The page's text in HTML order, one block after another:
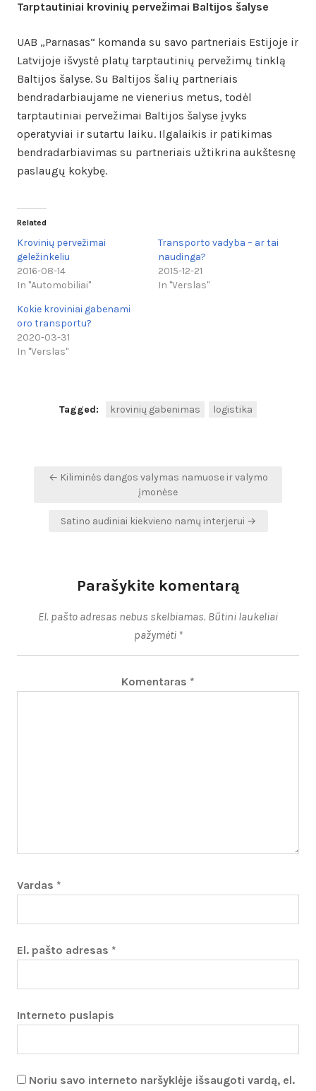
Tarptautiniai krovinių pervežimai Baltijos šalyse
UAB „Parnasas“ komanda su savo partneriais Estijoje ir
Latvijoje išvystė platų tarptautinių pervežimų tinklą
Baltijos šalyse. Su Baltijos šalių partneriais
bendradarbiaujame ne vienerius metus, todėl
tarptautiniai pervežimai Baltijos šalyse įvyks
operatyviai ir sutartu laiku. Ilgalaikis ir patikimas
bendradarbiavimas su partneriais užtikrina aukštesnę
paslaugų kokybę.
Related
Krovinių pervežimai
geležinkeliu
2016-08-14
In "Automobiliai"
Transporto vadyba – ar tai
naudinga?
2015-12-21
In "Verslas"
Kokie kroviniai gabenami
oro transportu?
2020-03-31
In "Verslas"
Tagged: krovinių gabenimas logistika
Navigacija
← Kiliminės dangos valymas namuose ir valymo
įmonėse
Satino audiniai kiekvieno namų interjerui →
Parašykite komentarą
El. pašto adresas nebus skelbiamas. Būtini laukeliai
pažymėti *
Komentaras *
Vardas *
El. pašto adresas *
Interneto puslapis
Noriu savo interneto naršyklėje išsaugoti vardą, el.